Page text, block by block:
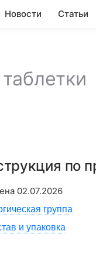
Новости Статьи
таблетки
по
02.07.2026
группа
и упаковка